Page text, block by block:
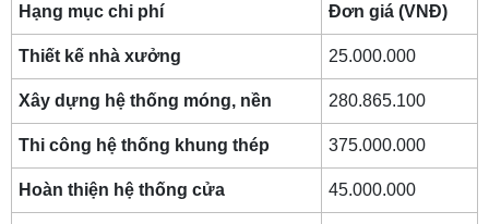
Hạng mục chi phí Đơn giá (VNĐ)
Thiết kế nhà xưởng 25.000.000
Xây dựng hệ thống móng, nền 280.865.100
Thi công hệ thống khung thép 375.000.000
Hoàn thiện hệ thống cửa 45.000.000